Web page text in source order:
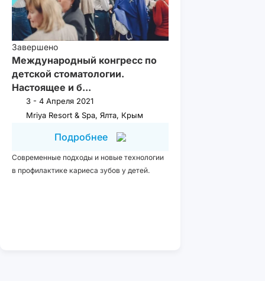
Завершено
Международный конгресс по
детской стоматологии.
Настоящее и б...
3 - 4 Апреля 2021
Mriya Resort & Spa, Ялта, Крым
Подробнее
Современные подходы и новые технологии
в профилактике кариеса зубов у детей.